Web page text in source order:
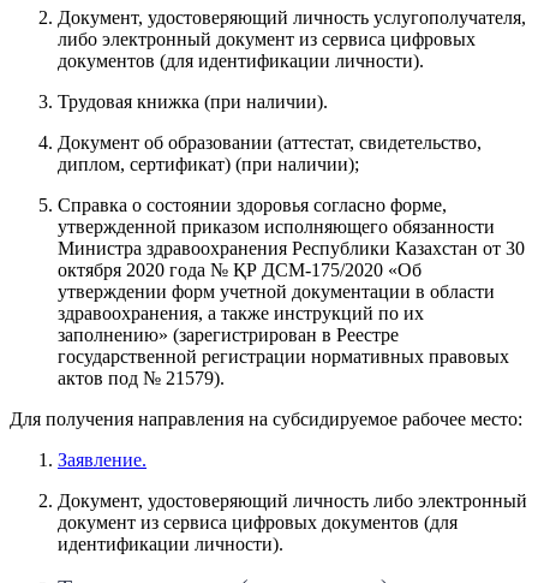
Документ, удостоверяющий личность услугополучателя,
либо электронный документ из сервиса цифровых
документов (для идентификации личности).
Трудовая книжка (при наличии).
Документ об образовании (аттестат, свидетельство,
диплом, сертификат) (при наличии);
Справка о состоянии здоровья согласно форме,
утвержденной приказом исполняющего обязанности
Министра здравоохранения Республики Казахстан от 30
октября 2020 года № ҚР ДСМ-175/2020 «Об
утверждении форм учетной документации в области
здравоохранения, а также инструкций по их
заполнению» (зарегистрирован в Реестре
государственной регистрации нормативных правовых
актов под № 21579).
Для получения направления на субсидируемое рабочее место:
Заявление.
Документ, удостоверяющий личность либо электронный
документ из сервиса цифровых документов (для
идентификации личности).